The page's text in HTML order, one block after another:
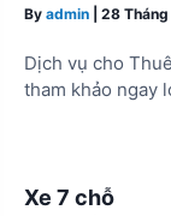
By admin 28
Dịch vụ cho
tham khảo ngay
Xe 7 chỗ